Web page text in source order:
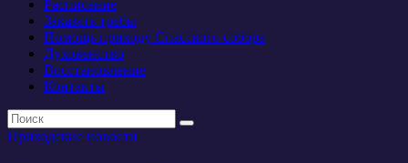
Расписание
Заказать требы
Помощь приходу Спасского собора
Духовенство
Восстановление
Контакты
Приходские новости